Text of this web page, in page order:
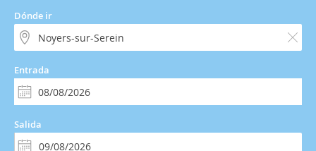
Dónde ir
Entrada
Salida